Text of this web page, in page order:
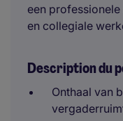
een
en collegiale
Description du
Onthaal van